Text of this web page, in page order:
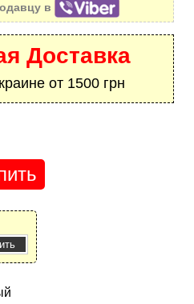
в
Доставка
от 1500 грн